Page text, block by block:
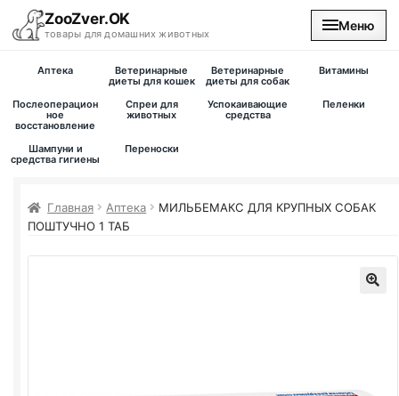
ZooZver.OK
товары для домашних животных
Меню
Каталог
Вакансии
Аптека
Ветеринарные
диеты для кошек
Ветеринарные
диеты для собак
Витамины
Послеоперацион
ное
восстановление
Спреи для
животных
Успокаивающие
средства
Пеленки
Шампуни и
средства гигиены
Переноски
Главная Аптека
МИЛЬБЕМАКС ДЛЯ КРУПНЫХ СОБАК
ПОШТУЧНО 1 ТАБ